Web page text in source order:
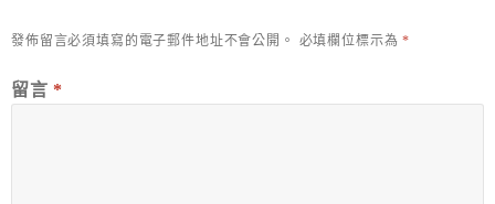
發佈留言必須填寫的電子郵件地址不會公開。 必填欄位標示為*
留言 *